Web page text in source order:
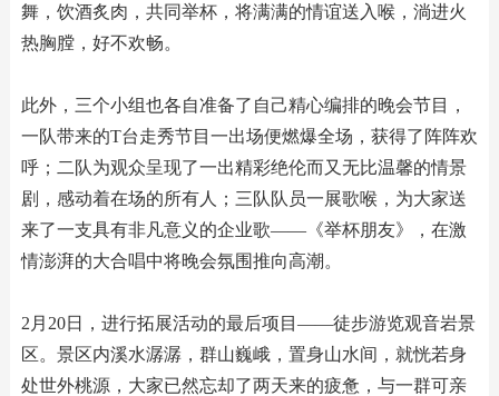
舞，饮酒炙肉，共同举杯，将满满的情谊送入喉，淌进火
热胸膛，好不欢畅。
此外，三个小组也各自准备了自己精心编排的晚会节目，
一队带来的T台走秀节目一出场便燃爆全场，获得了阵阵欢
呼；二队为观众呈现了一出精彩绝伦而又无比温馨的情景
剧，感动着在场的所有人；三队队员一展歌喉，为大家送
来了一支具有非凡意义的企业歌——《举杯朋友》，在激
情澎湃的大合唱中将晚会氛围推向高潮。
2月20日，进行拓展活动的最后项目——徒步游览观音岩景
区。景区内溪水潺潺，群山巍峨，置身山水间，就恍若身
处世外桃源，大家已然忘却了两天来的疲惫，与一群可亲